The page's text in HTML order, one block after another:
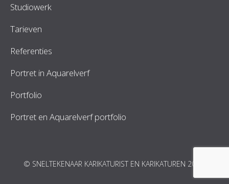
Studiowerk
Tarieven
Referenties
Portret in Aquarelverf
Portfolio
Portret en Aquarelverf portfolio
© SNELTEKENAAR KARIKATURIST EN KARIKATUREN 2026.